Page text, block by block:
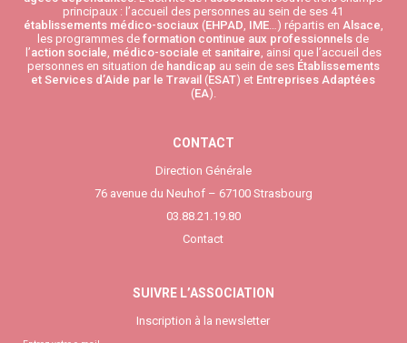
principaux : l’accueil des personnes au sein de ses 41
établissements médico-sociaux (EHPAD, IME…) répartis en Alsace,
les programmes deformation continue aux professionnels de
l’action sociale, médico-sociale et sanitaire, ainsi que l’accueil des
personnes en situation de handicap au sein de ses Établissements
et Services d’Aide par le Travail (ESAT) et Entreprises Adaptées
(EA).
CONTACT
Direction Générale
76 avenue du Neuhof – 67100 Strasbourg
03.88.21.19.80
Contact
SUIVRE L’ASSOCIATION
Inscription à la newsletter